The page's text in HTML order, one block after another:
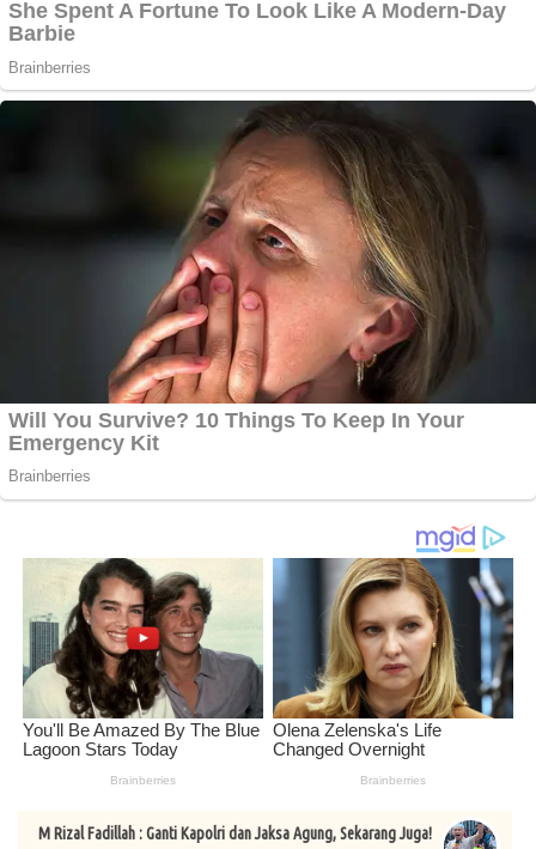
M Rizal Fadillah : Ganti Kapolri dan Jaksa Agung, Sekarang Juga!